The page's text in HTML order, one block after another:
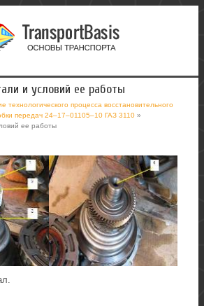
и условий ее работы
технологического процесса восстановительного
передач 24–17–01105–10 ГАЗ 3110 »
ее работы